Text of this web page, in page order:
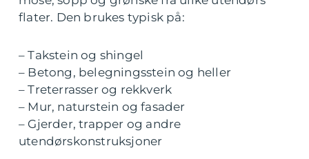
flater. Den brukes typisk på:
– Takstein og shingel
– Betong, belegningsstein og heller
– Treterrasser og rekkverk
– Mur, naturstein og fasader
– Gjerder, trapper og andre
utendørskonstruksjoner